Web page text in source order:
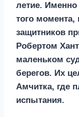
летие.
того момента,
защитников
Робертом
маленьком
берегов. Их
Амчитка, где
испытания.